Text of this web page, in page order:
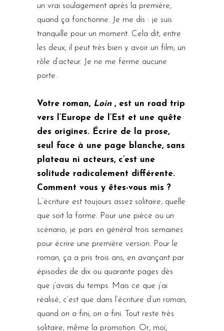
un vrai soulagement après la première,
quand ça fonctionne. Je me dis : je suis
tranquille pour un moment. Cela dit, entre
les deux, il peut très bien y avoir un film, un
rôle d’acteur. Je ne me ferme aucune
porte.
Votre roman, Loin, est un road trip
vers l’Europe de l’Est et une quête
des origines. Écrire de la prose,
seul face à une page blanche, sans
plateau ni acteurs, c’est une
solitude radicalement différente.
Comment vous y êtes-vous mis ?
L’écriture est toujours assez solitaire, quelle
que soit la forme. Pour une pièce ou un
scénario, je pars en général trois semaines
pour écrire une première version. Pour le
roman, ça a pris trois ans, en avançant par
épisodes de dix ou quarante pages dès
que j’avais du temps. Mais ce que j’ai
réalisé, c’est que dans l’écriture d’un roman,
quand on a fini, on a fini. Tout reste très
solitaire, même la promotion. Or, moi,